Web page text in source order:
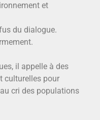
et
du dialogue.
il appelle à des
culturelles pour
cri des populations